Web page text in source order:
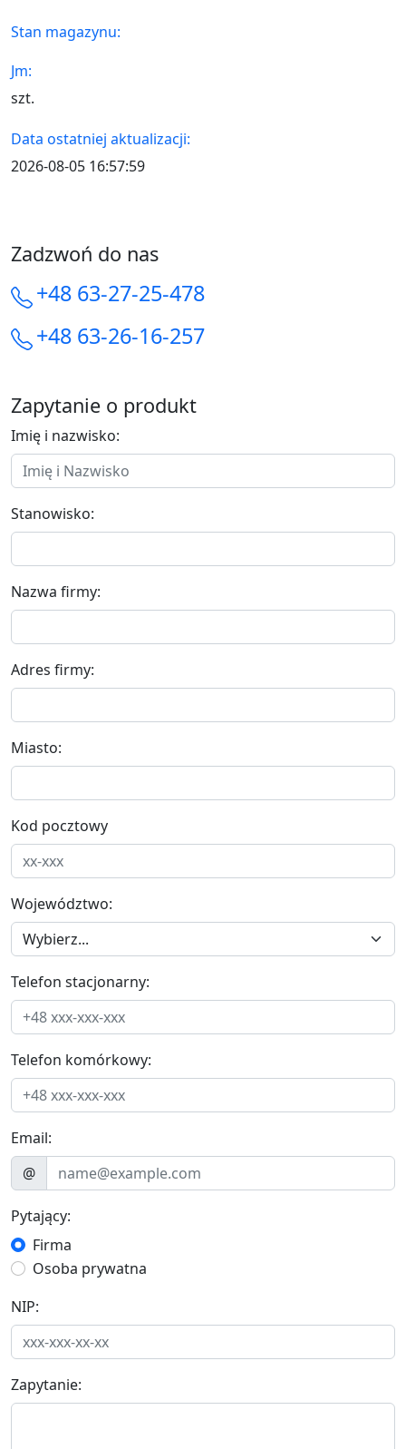
Stan magazynu:
Jm:
szt.
Data ostatniej aktualizacji:
2026-08-05 16:57:59
Zadzwoń do nas
+48 63-27-25-478
+48 63-26-16-257
Zapytanie o produkt
Imię i nazwisko:
Stanowisko:
Nazwa firmy:
Adres firmy:
Miasto:
Kod pocztowy
Województwo:
Telefon stacjonarny:
Telefon komórkowy:
Email:
@
Pytający:
Firma
Osoba prywatna
NIP:
Zapytanie: